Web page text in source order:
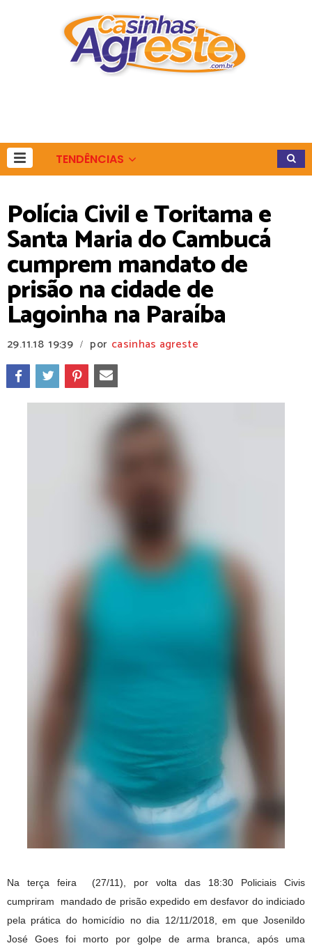
TENDÊNCIAS
Polícia Civil e Toritama e
Santa Maria do Cambucá
cumprem mandato de
prisão na cidade de
Lagoinha na Paraíba
29.11.18 19:39 / por casinhas agreste
Na terça feira (27/11), por volta das 18:30 Policiais Civis
cumpriram mandado de prisão expedido em desfavor do indiciado
pela prática do homicídio no dia 12/11/2018, em que Josenildo
José Goes foi morto por golpe de arma branca, após uma